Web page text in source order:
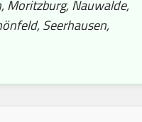
Moritzburg, Nauwalde,
Seerhausen,